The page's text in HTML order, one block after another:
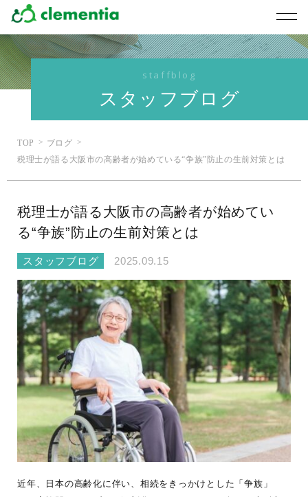
staffblog
スタッフブログ
TOP
ブログ
税理士が語る大阪市の高齢者が始めている“争族”防止の生前対策とは
税理士が語る大阪市の高齢者が始めてい
る“争族”防止の生前対策とは
スタッフブログ 2025.09.15
近年、日本の高齢化に伴い、相続をきっかけとした「争族」